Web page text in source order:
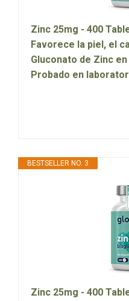
Zinc 25mg - 400
Favorece la piel, el
Gluconato de Zinc
Probado en
BESTSELLER NO. 3
Zinc 25mg - 400